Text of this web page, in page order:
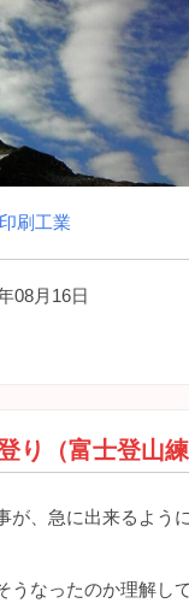
刷工業
08月16日
り（富士登山
が、急に出来るよう
うなったのか理解して